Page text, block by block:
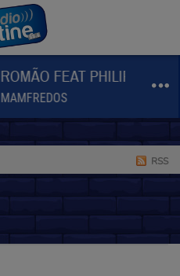
ROMÃO FEAT PHILIPPE
MAMFREDOS
RSS